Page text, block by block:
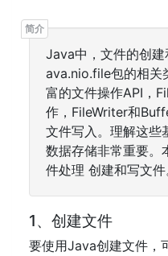
Java中，文件的创
ava.nio.file包的相关
富的文件操作API，
作，FileWriter和
文件写入。理解这些
数据存储非常重要。
件处理 创建和写文件
1、创建文件
要使用Java创建文件，